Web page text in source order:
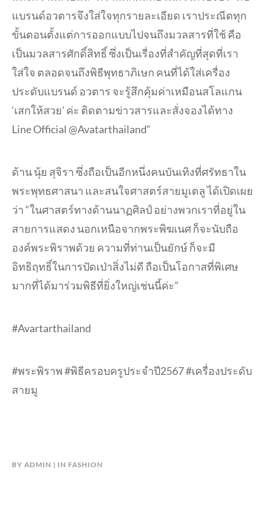
แบรนด์อวตารจึงใส่ใจทุกรายละเอียด เราประณีตทุก
ขั้นตอนตั้งแต่การออกแบบไปจนถึงมวลสารที่ใช้ คือ
เป็นมวลสารศักดิ์สิทธิ์ ซึ่งเป็นเรื่องที่สำคัญที่สุดที่เรา
ใส่ใจ ตลอดจนถึงพิธีพุทธาภิเษก คนที่ได้ใส่เครื่อง
ประดับแบรนด์ อวตาร จะรู้สึกคุ้มค่าเหมือนสโลแกน
‘เสกให้สวย’ ค่ะ ติดตามข่าวสารและสั่งจองได้ทาง
Line Official @Avatarthailand“
ด้าน นุ้ย สุจิรา ซึ่งถือเป็นอีกหนึ่งคนบันเทิงที่ศรัทธาใน
พระพุทธศาสนา และสนใจศาสตร์สายมูเตลู ได้เปิดเผย
ว่า “ในศาสตร์ทางด้านนาฏศิลป์ อย่างพวกเราที่อยู่ใน
สายการแสดง นอกเหนือจากพระพิฆเนศ ก็จะนับถือ
องค์พระพิราพด้วย ความที่ท่านเป็นยักษ์ ก็จะมี
อิทธิฤทธิ์ในการปัดเป่าสิ่งไม่ดี ถือเป็นโอกาสที่พิเศษ
มากที่ได้มาร่วมพิธีที่ยิ่งใหญ่เช่นนี้ค่ะ”
#Avartarthailand
#พระพิราพ #พิธีครอบครูประจำปี2567 #เครื่องประดับ
สายมู
BY ADMIN IN FASHION